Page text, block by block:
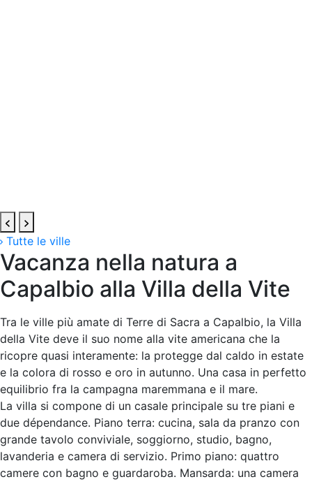
Tutte le ville
Vacanza nella natura a
Capalbio alla Villa della Vite
Tra le ville più amate di Terre di Sacra a Capalbio, la Villa
della Vite deve il suo nome alla vite americana che la
ricopre quasi interamente: la protegge dal caldo in estate
e la colora di rosso e oro in autunno. Una casa in perfetto
equilibrio fra la campagna maremmana e il mare.
La villa si compone di un casale principale su tre piani e
due dépendance. Piano terra: cucina, sala da pranzo con
grande tavolo conviviale, soggiorno, studio, bagno,
lavanderia e camera di servizio. Primo piano: quattro
camere con bagno e guardaroba. Mansarda: una camera